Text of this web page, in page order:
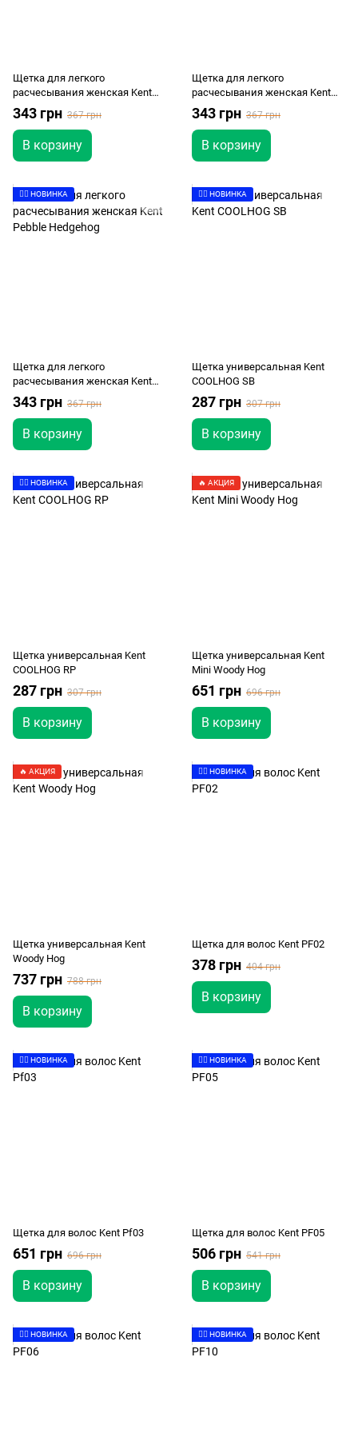
Щетка для легкого
расчесывания женская Kent
Pebble Gold
343 грн 367 грн
В корзину
Щетка для легкого
расчесывания женская Kent
Pebble Matt Black
343 грн 367 грн
В корзину
👉🏻 НОВИНКА
Щетка для легкого
расчесывания женская Kent
Pebble Hedgehog
343 грн 367 грн
В корзину
👉🏻 НОВИНКА
Щетка универсальная Kent
COOLHOG SB
287 грн 307 грн
В корзину
👉🏻 НОВИНКА
Щетка универсальная Kent
COOLHOG RP
287 грн 307 грн
В корзину
🔥 АКЦИЯ
Щетка универсальная Kent
Mini Woody Hog
651 грн 696 грн
В корзину
🔥 АКЦИЯ
Щетка универсальная Kent
Woody Hog
737 грн 788 грн
В корзину
👉🏻 НОВИНКА
Щетка для волос Kent PF02
378 грн 404 грн
В корзину
👉🏻 НОВИНКА
Щетка для волос Kent Pf03
651 грн 696 грн
В корзину
👉🏻 НОВИНКА
Щетка для волос Kent PF05
506 грн 541 грн
В корзину
👉🏻 НОВИНКА 👉🏻 НОВИНКА